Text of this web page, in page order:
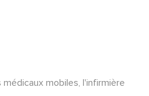
médicaux mobiles, l'infirmière